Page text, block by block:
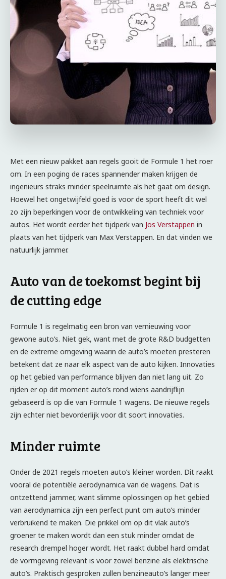
Met een nieuw pakket aan regels gooit de Formule 1 het roer
om. In een poging de races spannender maken krijgen de
ingenieurs straks minder speelruimte als het gaat om design.
Hoewel het ongetwijfeld goed is voor de sport heeft dit wel
zo zijn beperkingen voor de ontwikkeling van techniek voor
autos. Het wordt eerder het tijdperk van Jos Verstappen in
plaats van het tijdperk van Max Verstappen. En dat vinden we
natuurlijk jammer.
Auto van de toekomst begint bij
de cutting edge
Formule 1 is regelmatig een bron van vernieuwing voor
gewone auto’s. Niet gek, want met de grote R&D budgetten
en de extreme omgeving waarin de auto’s moeten presteren
betekent dat ze naar elk aspect van de auto kijken. Innovaties
op het gebied van performance blijven dan niet lang uit. Zo
rijden er op dit moment auto’s rond wiens aandrijflijn
gebaseerd is op die van Formule 1 wagens. De nieuwe regels
zijn echter niet bevorderlijk voor dit soort innovaties.
Minder ruimte
Onder de 2021 regels moeten auto’s kleiner worden. Dit raakt
vooral de potentiële aerodynamica van de wagens. Dat is
ontzettend jammer, want slimme oplossingen op het gebied
van aerodynamica zijn een perfect punt om auto’s minder
verbruikend te maken. Die prikkel om op dit vlak auto’s
groener te maken wordt dan een stuk minder omdat de
research drempel hoger wordt. Het raakt dubbel hard omdat
de vormgeving relevant is voor zowel benzine als elektrische
auto’s. Praktisch gesproken zullen benzineauto’s langer meer